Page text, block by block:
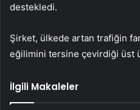
destekledi.
Şirket, ülkede artan trafiğin
eğilimini tersine çevirdiği üst
İlgili Makaleler